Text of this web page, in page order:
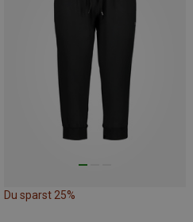
Du sparst 25%